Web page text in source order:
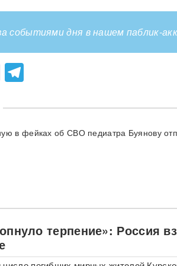
событиями дня в нашем паблик-
Viber
в фейках об СВО педиатра Буянову
терпение»: Россия